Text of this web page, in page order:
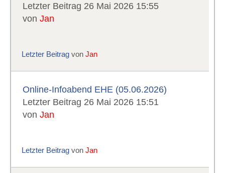
Letzter Beitrag 26 Mai 2026 15:55
vonJan
Letzter Beitrag vonJan
Online-Infoabend EHE (05.06.2026)
Letzter Beitrag 26 Mai 2026 15:51
vonJan
Letzter Beitrag vonJan